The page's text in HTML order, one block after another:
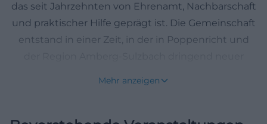
das seit Jahrzehnten von Ehrenamt, Nachbarschaft
und praktischer Hilfe geprägt ist. Die Gemeinschaft
entstand in einer Zeit, in der in Poppenricht und
Mehr anzeigen